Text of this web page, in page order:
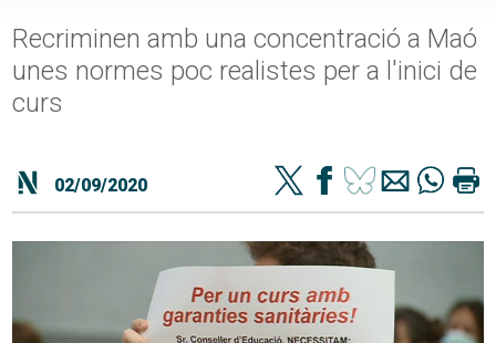
Recriminen amb una concentració a Maó
unes normes poc realistes per a l'inici de
curs
02/09/2020